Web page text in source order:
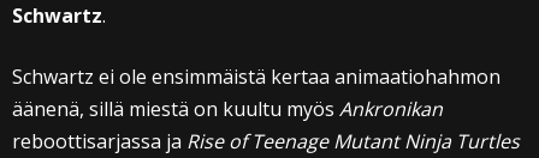
Schwartz.
Schwartz ei ole ensimmäistä kertaa animaatiohahmon
äänenä, sillä miestä on kuultu myös Ankronikan
reboottisarjassa ja Rise of Teenage Mutant Ninja Turtles